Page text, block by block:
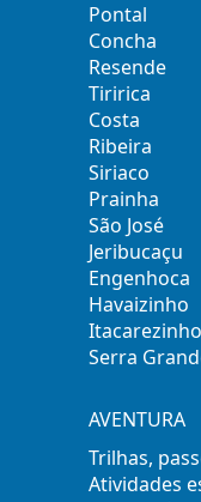
Pontal
Concha
Resende
Tiririca
Costa
Ribeira
Siriaco
Prainha
São José
Jeribucaçu
Engenhoca
Havaizinho
Itacarezinho
Serra
AVENTURA
Trilhas,
Atividades